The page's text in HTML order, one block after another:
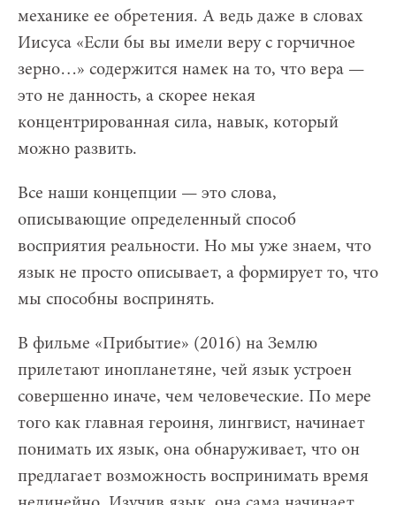
механике ее обретения. А ведь даже в словах
Иисуса «Если бы вы имели веру с горчичное
зерно…» содержится намек на то, что вера —
это не данность, а скорее некая
концентрированная сила, навык, который
можно развить.
Все наши концепции — это слова,
описывающие определенный способ
восприятия реальности. Но мы уже знаем, что
язык не просто описывает, а формирует то, что
мы способны воспринять.
В фильме «Прибытие» (2016) на Землю
прилетают инопланетяне, чей язык устроен
совершенно иначе, чем человеческие. По мере
того как главная героиня, лингвист, начинает
понимать их язык, она обнаруживает, что он
предлагает возможность воспринимать время